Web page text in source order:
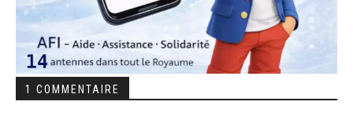
1 COMMENTAIRE